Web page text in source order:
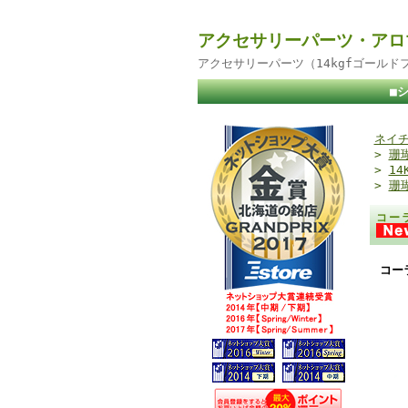
アクセサリーパーツ・ア
アクセサリーパーツ（14kgfゴールド
■
ネイ
> 珊
>
> 珊
コー
コー